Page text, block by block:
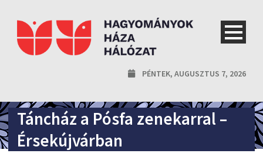
PÉNTEK, AUGUSZTUS 7, 2026
Táncház a Pósfa zenekarral –
Érsekújvárban